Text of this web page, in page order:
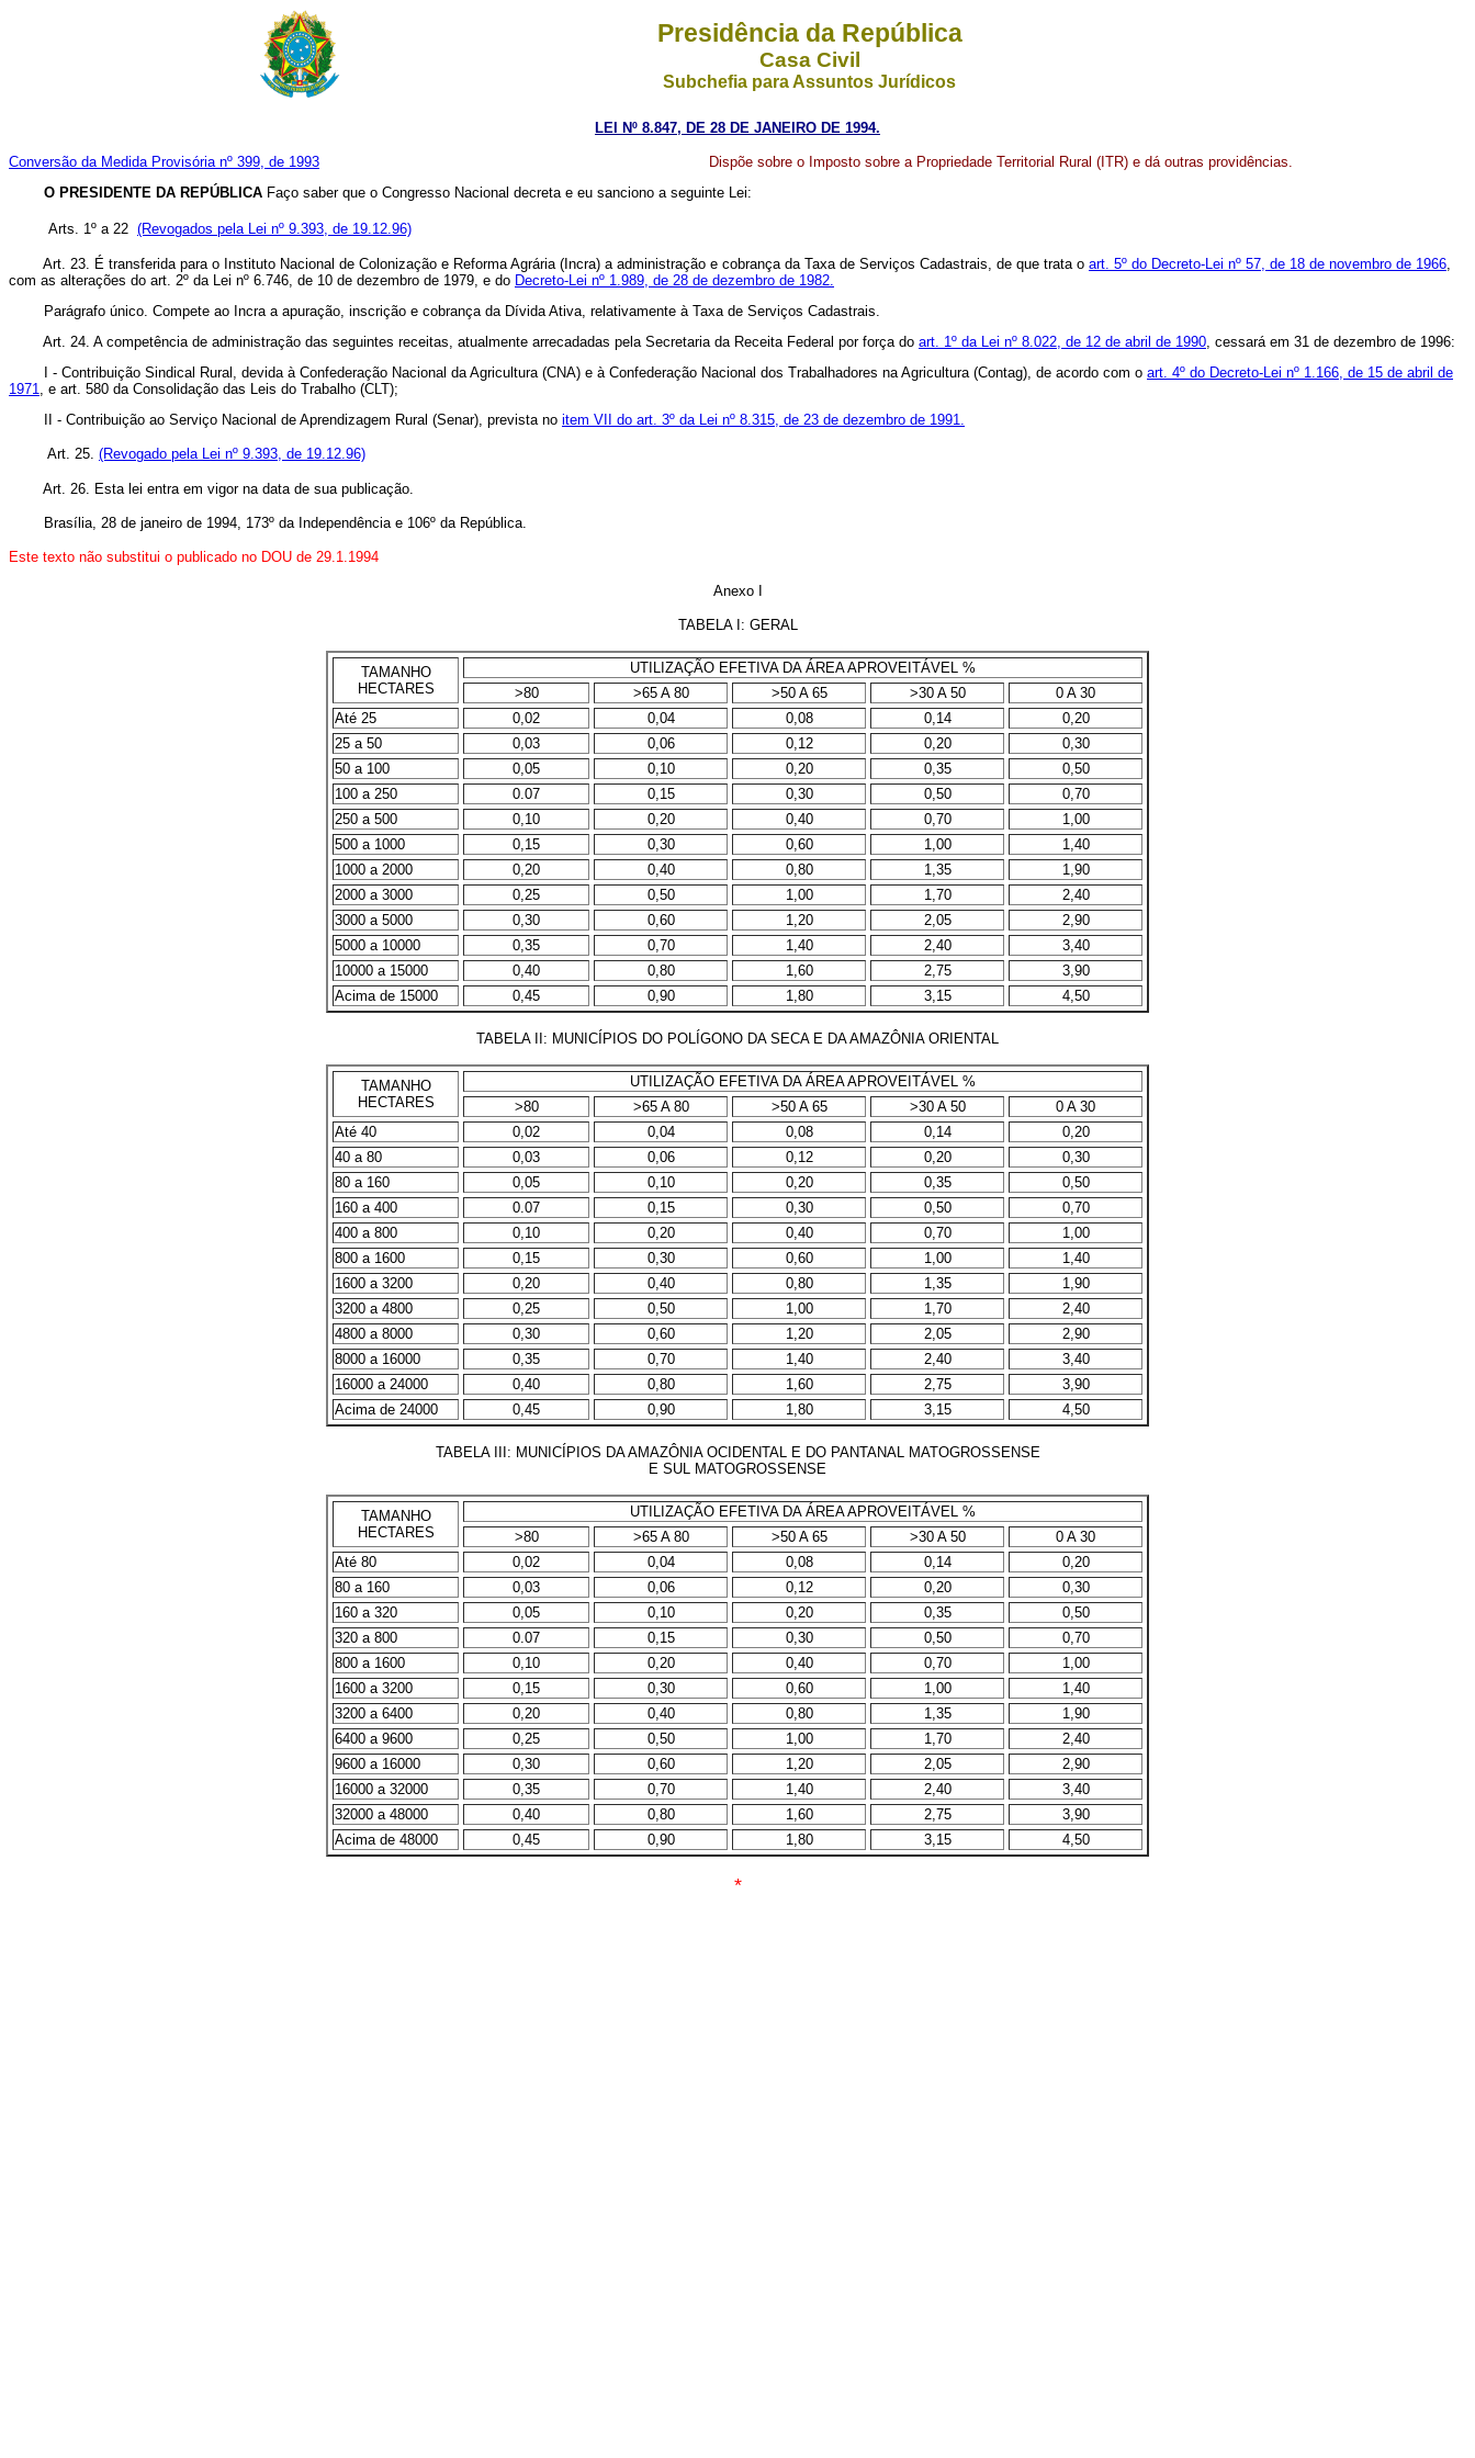
Presidência da República
Casa Civil
Subchefia para Assuntos Jurídicos
LEI Nº 8.847, DE 28 DE JANEIRO DE 1994.
Conversão da Medida Provisória nº 399, de 1993
Dispõe sobre o Imposto sobre a Propriedade Territorial Rural (ITR) e dá outras providências.
O PRESIDENTE DA REPÚBLICA Faço saber que o Congresso Nacional decreta e eu sanciono a seguinte Lei:
Arts. 1º a 22 (Revogados pela Lei nº 9.393, de 19.12.96)
Art. 23. É transferida para o Instituto Nacional de Colonização e Reforma Agrária (Incra) a administração e cobrança da Taxa de Serviços Cadastrais, de que trata o art. 5º do Decreto-Lei nº 57, de 18 de novembro de 1966,
com as alterações do art. 2º da Lei nº 6.746, de 10 de dezembro de 1979, e do Decreto-Lei nº 1.989, de 28 de dezembro de 1982.
Parágrafo único. Compete ao Incra a apuração, inscrição e cobrança da Dívida Ativa, relativamente à Taxa de Serviços Cadastrais.
Art. 24. A competência de administração das seguintes receitas, atualmente arrecadadas pela Secretaria da Receita Federal por força do art. 1º da Lei nº 8.022, de 12 de abril de 1990, cessará em 31 de dezembro de 1996:
I - Contribuição Sindical Rural, devida à Confederação Nacional da Agricultura (CNA) e à Confederação Nacional dos Trabalhadores na Agricultura (Contag), de acordo com o art. 4º do Decreto-Lei nº 1.166, de 15 de abril de
1971, e art. 580 da Consolidação das Leis do Trabalho (CLT);
II - Contribuição ao Serviço Nacional de Aprendizagem Rural (Senar), prevista no item VII do art. 3º da Lei nº 8.315, de 23 de dezembro de 1991.
Art. 25. (Revogado pela Lei nº 9.393, de 19.12.96)
Art. 26. Esta lei entra em vigor na data de sua publicação.
Brasília, 28 de janeiro de 1994, 173º da Independência e 106º da República.
Este texto não substitui o publicado no DOU de 29.1.1994
Anexo I
TABELA I: GERAL
TAMANHO
HECTARES
UTILIZAÇÃO EFETIVA DA ÁREA APROVEITÁVEL %
>80
>65 A 80 >50 A 65 >30 A 50
0 A 30
Até 25
0,02 0,04 0,08 0,14
0,20
25 a 50
0,03 0,06 0,12 0,20
0,30
50 a 100
0,05 0,10 0,20 0,35
0,50
100 a 250
0.07 0,15 0,30 0,50
0,70
250 a 500
0,10 0,20 0,40 0,70
1,00
500 a 1000
0,15 0,30 0,60 1,00
1,40
1000 a 2000
0,20 0,40 0,80 1,35
1,90
2000 a 3000
0,25 0,50 1,00 1,70
2,40
3000 a 5000
0,30 0,60 1,20 2,05
2,90
5000 a 10000
0,35 0,70 1,40 2,40
3,40
10000 a 15000
0,40 0,80 1,60 2,75
3,90
Acima de 15000
0,45 0,90 1,80 3,15 4,50
TABELA II: MUNICÍPIOS DO POLÍGONO DA SECA E DA AMAZÔNIA ORIENTAL
TAMANHO
HECTARES
UTILIZAÇÃO EFETIVA DA ÁREA APROVEITÁVEL %
>80
>65 A 80 >50 A 65 >30 A 50
0 A 30
Até 40
0,02 0,04 0,08 0,14
0,20
40 a 80
0,03 0,06 0,12 0,20
0,30
80 a 160
0,05 0,10 0,20 0,35
0,50
160 a 400
0.07 0,15 0,30 0,50
0,70
400 a 800
0,10 0,20 0,40 0,70
1,00
800 a 1600
0,15 0,30 0,60 1,00
1,40
1600 a 3200
0,20 0,40 0,80 1,35
1,90
3200 a 4800
0,25 0,50 1,00 1,70
2,40
4800 a 8000
0,30 0,60 1,20 2,05
2,90
8000 a 16000
0,35 0,70 1,40 2,40
3,40
16000 a 24000
0,40 0,80 1,60 2,75
3,90
Acima de 24000
0,45 0,90 1,80 3,15 4,50
TABELA III: MUNICÍPIOS DA AMAZÔNIA OCIDENTAL E DO PANTANAL MATOGROSSENSE
E SUL MATOGROSSENSE
TAMANHO
HECTARES
UTILIZAÇÃO EFETIVA DA ÁREA APROVEITÁVEL %
>80
>65 A 80 >50 A 65 >30 A 50
0 A 30
Até 80
0,02 0,04 0,08 0,14
0,20
80 a 160
0,03 0,06 0,12 0,20
0,30
160 a 320
0,05 0,10 0,20 0,35
0,50
320 a 800
0.07 0,15 0,30 0,50
0,70
800 a 1600
0,10 0,20 0,40 0,70
1,00
1600 a 3200
0,15 0,30 0,60 1,00
1,40
3200 a 6400
0,20 0,40 0,80 1,35
1,90
6400 a 9600
0,25 0,50 1,00 1,70
2,40
9600 a 16000
0,30 0,60 1,20 2,05
2,90
16000 a 32000
0,35 0,70 1,40 2,40
3,40
32000 a 48000
0,40 0,80 1,60 2,75
3,90
Acima de 48000
0,45 0,90 1,80 3,15 4,50
*